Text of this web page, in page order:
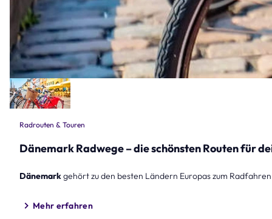
Radrouten & Touren
Dänemark Radwege – die schönsten Routen für
Dänemarkgehört zu den besten Ländern Europas zum
Mehr erfahren